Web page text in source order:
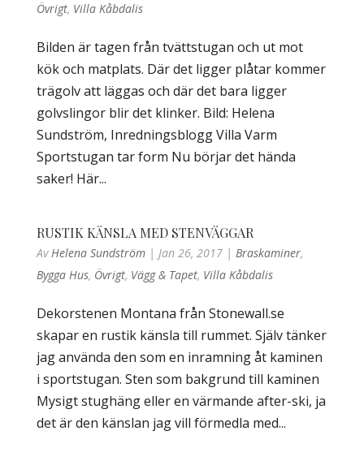
Övrigt, Villa Kåbdalis
Bilden är tagen från tvättstugan och ut mot
kök och matplats. Där det ligger plåtar kommer
trägolv att läggas och där det bara ligger
golvslingor blir det klinker. Bild: Helena
Sundström, Inredningsblogg Villa Varm
Sportstugan tar form Nu börjar det hända
saker! Här...
RUSTIK KÄNSLA MED STENVÄGGAR
AvHelena Sundström| Jan 26, 2017| Braskaminer,
Bygga Hus, Övrigt, Vägg & Tapet, Villa Kåbdalis
Dekorstenen Montana från Stonewall.se
skapar en rustik känsla till rummet. Själv tänker
jag använda den som en inramning åt kaminen
i sportstugan. Sten som bakgrund till kaminen
Mysigt stughäng eller en värmande after-ski, ja
det är den känslan jag vill förmedla med...